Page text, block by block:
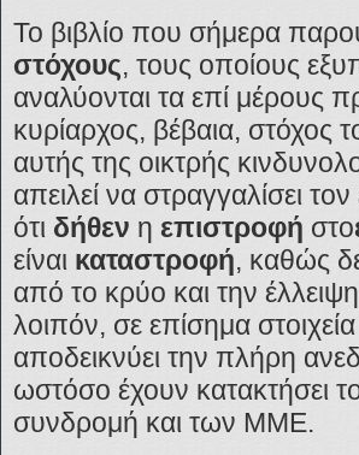
Το βιβλίο που σήμερα
στόχους, τους οποίους
αναλύονται τα επί μέρους
κυρίαρχος, βέβαια, στόχος
αυτής της οικτρής
απειλεί να στραγγαλίσει
ότι δήθεν η επιστροφή στο
είναι καταστροφή, καθώς
από το κρύο και την
λοιπόν, σε επίσημα
αποδεικνύει την πλήρη
ωστόσο έχουν κατακτήσει
συνδρομή και των ΜΜΕ.